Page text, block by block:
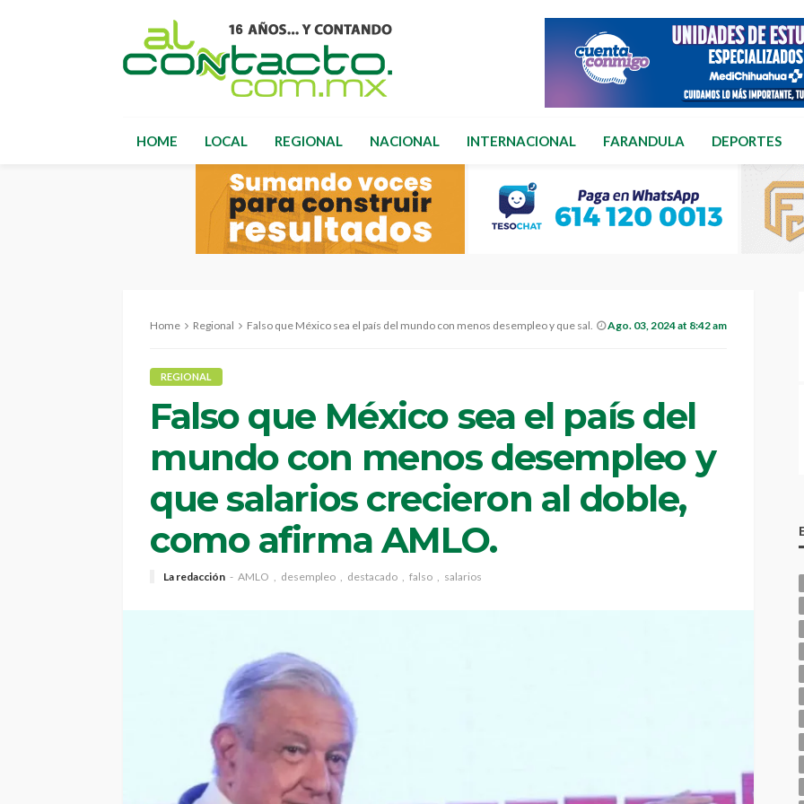
HOME LOCAL REGIONAL NACIONAL INTERNACIONAL FARANDULA DEPORTES
Home Regional Falso que México sea el país del mundo con menos desempleo y que salarios crecieron al doble, como afirma AMLO. Ago. 03, 2024 at 8:42 am
REGIONAL
Falso que México sea el país del
mundo con menos desempleo y
que salarios crecieron al doble,
como afirma AMLO.
La redacción AMLO desempleo destacado falso salarios